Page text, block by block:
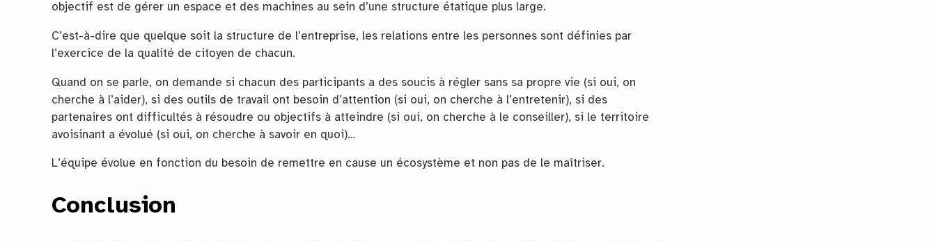
objectif est de gérer un espace et des machines au sein d’une structure étatique plus large.
C’est-à-dire que quelque soit la structure de l’entreprise, les relations entre les personnes sont définies par
l’exercice de la qualité de citoyen de chacun.
Quand on se parle, on demande si chacun des participants a des soucis à régler sans sa propre vie (si oui, on
cherche à l’aider), si des outils de travail ont besoin d’attention (si oui, on cherche à l’entretenir), si des
partenaires ont difficultés à résoudre ou objectifs à atteindre (si oui, on cherche à le conseiller), si le territoire
avoisinant a évolué (si oui, on cherche à savoir en quoi)…
L’équipe évolue en fonction du besoin de remettre en cause un écosystème et non pas de le maîtriser.
Conclusion